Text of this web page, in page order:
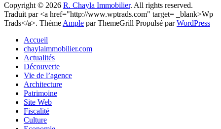
Copyright © 2026 R. Chayla Immobilier. All rights reserved.
Traduit par <a href="http://www.wptrads.com" target= _blank>Wp
Trads</a>. Thème Ample par ThemeGrill Propulsé parWordPress
Accueil
chaylaimmobilier.com
Actualités
Découverte
Vie de l’agence
Architecture
Patrimoine
Site Web
Fiscalité
Culture